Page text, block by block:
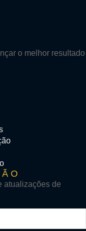
o melhor resultado
atualizações de